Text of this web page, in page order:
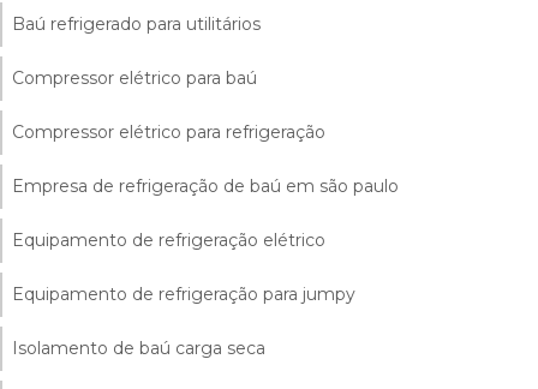
Baú refrigerado para utilitários
Compressor elétrico para baú
Compressor elétrico para refrigeração
Empresa de refrigeração de baú em são paulo
Equipamento de refrigeração elétrico
Equipamento de refrigeração para jumpy
Isolamento de baú carga seca